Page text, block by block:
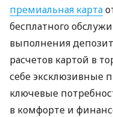
премиальная карта
бесплатного
выполнения
расчетов картой в
себе эксклюзивные
ключевые
в комфорте и